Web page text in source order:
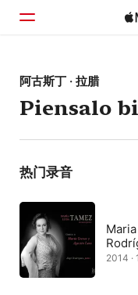
主页
浏览
搜索
阿古斯丁 · 拉腊
Piensalo
热门录音
2014 ·